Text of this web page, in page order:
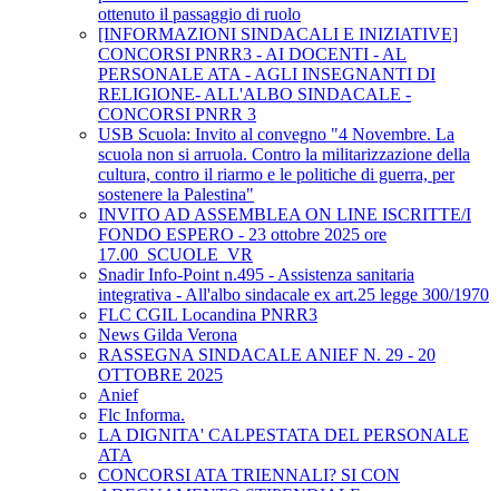
ottenuto il passaggio di ruolo
[INFORMAZIONI SINDACALI E INIZIATIVE]
CONCORSI PNRR3 - AI DOCENTI - AL
PERSONALE ATA - AGLI INSEGNANTI DI
RELIGIONE- ALL'ALBO SINDACALE -
CONCORSI PNRR 3
USB Scuola: Invito al convegno "4 Novembre. La
scuola non si arruola. Contro la militarizzazione della
cultura, contro il riarmo e le politiche di guerra, per
sostenere la Palestina"
INVITO AD ASSEMBLEA ON LINE ISCRITTE/I
FONDO ESPERO - 23 ottobre 2025 ore
17.00_SCUOLE_VR
Snadir Info-Point n.495 - Assistenza sanitaria
integrativa - All'albo sindacale ex art.25 legge 300/1970
FLC CGIL Locandina PNRR3
News Gilda Verona
RASSEGNA SINDACALE ANIEF N. 29 - 20
OTTOBRE 2025
Anief
Flc Informa.
LA DIGNITA' CALPESTATA DEL PERSONALE
ATA
CONCORSI ATA TRIENNALI? SI CON